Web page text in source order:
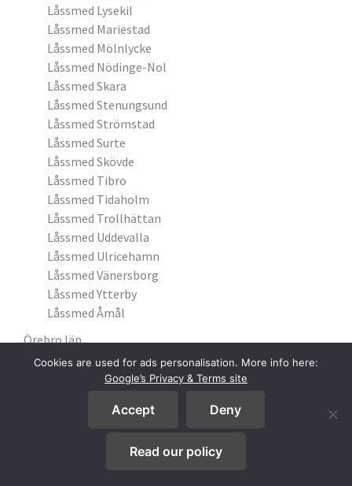
Låssmed Lysekil
Låssmed Mariestad
Låssmed Mölnlycke
Låssmed Nödinge-Nol
Låssmed Skara
Låssmed Stenungsund
Låssmed Strömstad
Låssmed Surte
Låssmed Skövde
Låssmed Tibro
Låssmed Tidaholm
Låssmed Trollhättan
Låssmed Uddevalla
Låssmed Ulricehamn
Låssmed Vänersborg
Låssmed Ytterby
Låssmed Åmål
Örebro län
Låssmed Degerfors
Låssmed Hallsberg
Låssmed Kumla
Cookies are used for ads personalisation. More info here:
Google’s Privacy & Terms site
Accept Deny
Read our policy